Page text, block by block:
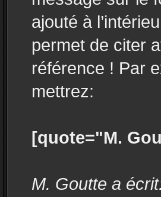
ajouté à
permet de citer
référence ! Par
mettrez:
[quote="M.
M. Goutte a